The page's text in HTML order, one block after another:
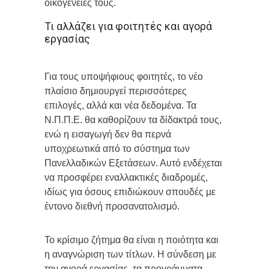
οικογένειές τους.
Τι αλλάζει για φοιτητές και αγορά
εργασίας
Για τους υποψήφιους φοιτητές, το νέο
πλαίσιο δημιουργεί περισσότερες
επιλογές, αλλά και νέα δεδομένα. Τα
Ν.Π.Π.Ε. θα καθορίζουν τα δίδακτρά τους,
ενώ η εισαγωγή δεν θα περνά
υποχρεωτικά από το σύστημα των
Πανελλαδικών Εξετάσεων. Αυτό ενδέχεται
να προσφέρει εναλλακτικές διαδρομές,
ιδίως για όσους επιδιώκουν σπουδές με
έντονο διεθνή προσανατολισμό.
Το κρίσιμο ζήτημα θα είναι η ποιότητα και
η αναγνώριση των τίτλων. Η σύνδεση με